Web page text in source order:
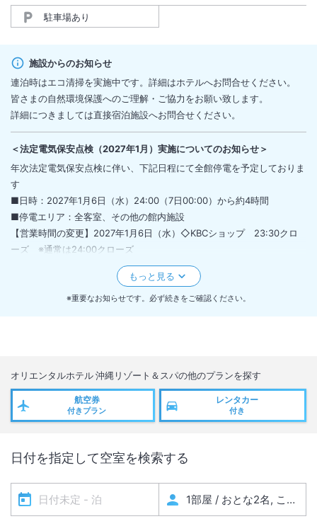
駐車場あり
施設からのお知らせ
連泊時はエコ清掃を実施中です。詳細はホテルへお問合せください。
皆さまの自然環境保護へのご理解・ご協力をお願い致します。
詳細につきましては直接宿泊施設へお問合せください。
＜法定電気保安点検（2027年1月）実施についてのお知らせ＞
年次法定電気保安点検に伴い、下記日程にて全館停電を予定しておりま
す
■日時：2027年1月6日（水）24:00（7日00:00）から約4時間
■停電エリア：全客室、その他の館内施設
【営業時間の変更】2027年1月6日（水）◇KBCショップ 23:30クロ
ーズ ※通常は24:00クローズ
【停電により以下の設備がご使用いただけません】
2027年1月7日（木）00:00～04:00
◇客室内エアコン、冷蔵庫、テレビ、Wi-Fi
◇EV普通充電器
※状況により予告なく変更する場合がございます
【ご利用いただける設備・サービス】
◇ロビー階 フロント横トイレ（温水便座は使用できません）
※重要なお知らせです。必ず続きをご確認ください。
オリエンタルホテル 沖縄リゾート＆スパの他のプランを探す
航空券
付きプラン
レンタカー
付き
日付を指定して空室を検索する